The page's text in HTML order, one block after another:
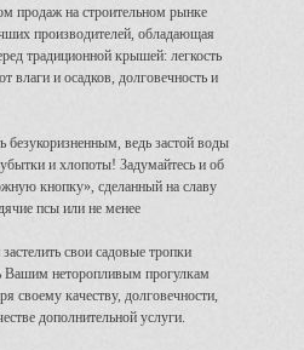
продаж на строительном рынке
производителей, обладающая
традиционной крышей: легкость
влаги и осадков, долговечность и
безукоризненным, ведь застой воды
и хлопоты! Задумайтесь и об
кнопку», сделанный на славу
псы или не менее
свои садовые тропки
Вашим неторопливым прогулкам
своему качеству, долговечности,
дополнительной услуги.